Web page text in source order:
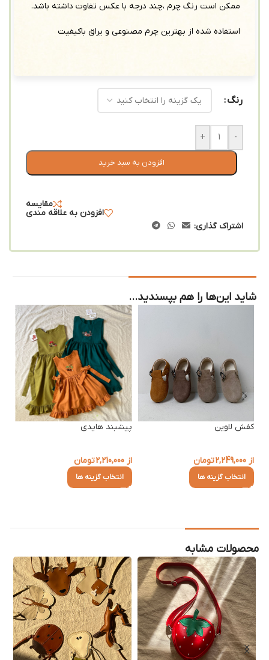
ممکن است رنگ چرم ،چند درجه با عکس تفاوت داشته باشد.
استفاده شده از بهترین چرم مصنوعی و یراق باکیفیت
رنگ
-
+
افزودن به سبد خرید
مقایسه
افزودن به علاقه مندی
اشتراک گذاری:
شاید این‌ها را هم بپسندید…
کفش لاوین
از2,249,000تومان
انتخاب گزینه ها
پیشبند هایدی
از2,210,000تومان
انتخاب گزینه ها
محصولات مشابه